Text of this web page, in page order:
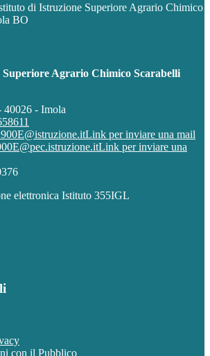
di Istruzione Superiore Agrario Chimico
BO
Agrario Chimico Scarabelli
40026 - Imola
Link per inviare una mail
Link per inviare una
elettronica Istituto 355IGL
con il Pubblico